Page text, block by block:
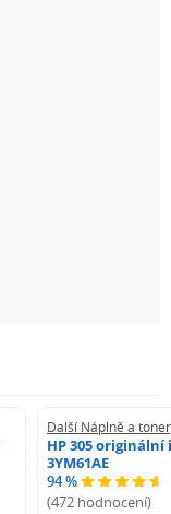
Další Náplně a
HP 305
3YM61AE
94 %
(472 hodnocení)